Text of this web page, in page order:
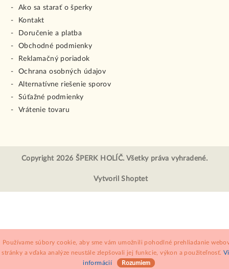
Používame súbory cookie, aby sme vám umožnili pohodlné prehliadanie
stránky a vďaka analýze neustále zlepšovali jej funkcie, výkon a použiteľnosť.
informácií
Rozumiem
Ako sa starať o šperky
Kontakt
Doručenie a platba
Obchodné podmienky
Reklamačný poriadok
Ochrana osobných údajov
Alternatívne riešenie sporov
Súťažné podmienky
Vrátenie tovaru
Copyright 2026 ŠPERK HOLÍČ. Všetky práva vyhradené.
Vytvoril Shoptet